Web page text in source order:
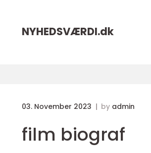
NYHEDSVÆRDI.dk
03. November 2023 by admin
film biograf